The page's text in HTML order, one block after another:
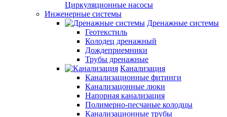
Циркуляционные насосы
Инженерные системы
Дренажные системы
Геотекстиль
Колодец дренажный
Дождеприемники
Трубы дренажные
Канализация
Канализационные фитинги
Канализацонные люки
Напорная канализация
Полимерно-песчаные колодцы
Канализационные трубы